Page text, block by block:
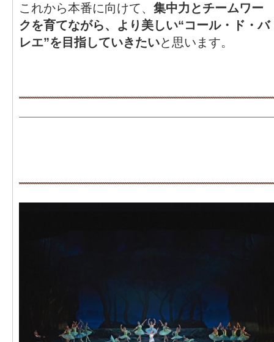
これから本番に向けて、 集中力とチームワー
クを育てながら、より美しい“コール・ド・バ
レエ”を目指していきたいと思います。